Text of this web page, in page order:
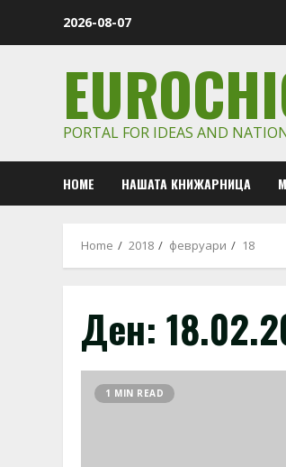
2026-08-07
PORTAL FOR IDEAS AND
HOME НАШАТА КНИЖАРНИЦА
Home 2018 февруари 18
Ден:
1 MIN READ